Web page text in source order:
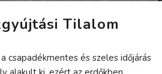
Tilalom
csapadékmentes és szeles időjárás